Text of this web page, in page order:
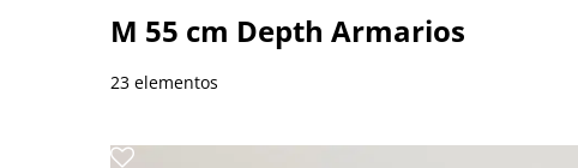
M 55 cm Depth Armarios
23 elementos